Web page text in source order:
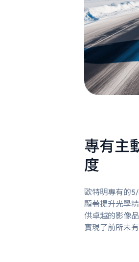
專有主
度
歐特明專有的
顯著提升光學
供卓越的影像
實現了前所未